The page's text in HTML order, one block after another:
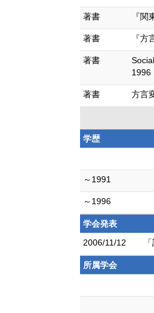
著書 『
著書 『
著書
1996
著書 方言
学歴
～1991
～1996
学会発表
2006/11/12
所属学会